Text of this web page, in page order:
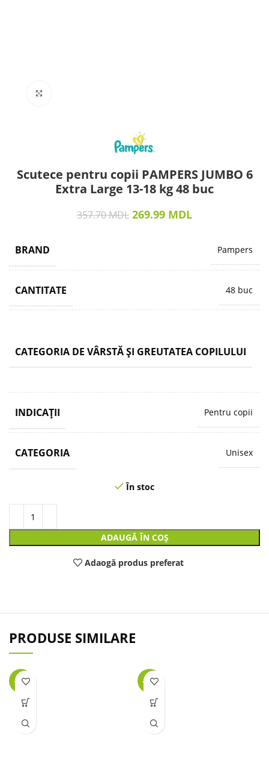
Scutece pentru copii PAMPERS JUMBO 6
Extra Large 13-18 kg 48 buc
357.70MDL 269.99 MDL
BRAND Pampers
CANTITATE 48 buc
CATEGORIA DE VÂRSTĂ ȘI GREUTATEA COPILULUI
INDICAȚII Pentru copii
CATEGORIA Unisex
În stoc
ADAUGĂ ÎN COȘ
Adaogă produs preferat
PRODUSE SIMILARE
-34% -12%